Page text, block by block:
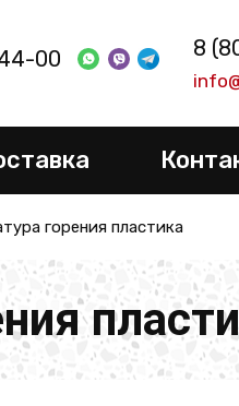
00 8
горения пластика